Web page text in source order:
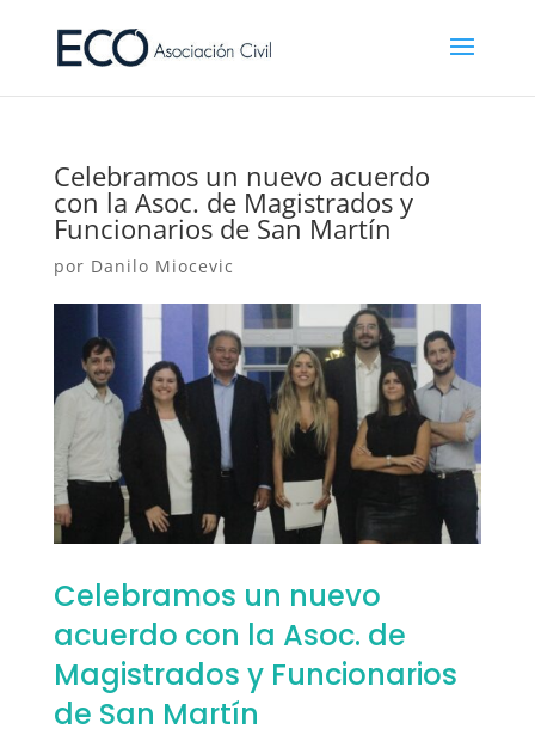
Celebramos un nuevo acuerdo
con la Asoc. de Magistrados y
Funcionarios de San Martín
por Danilo Miocevic
Celebramos un nuevo
acuerdo con la Asoc. de
Magistrados y Funcionarios
de San Martín